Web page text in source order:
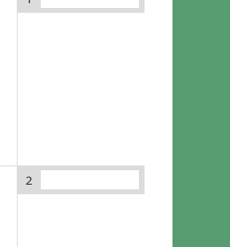
2